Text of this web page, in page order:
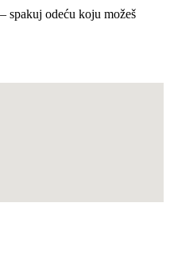
spakuj odeću koju možeš